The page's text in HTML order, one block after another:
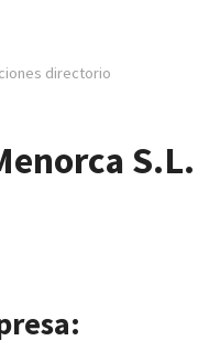
directorio
S.L.